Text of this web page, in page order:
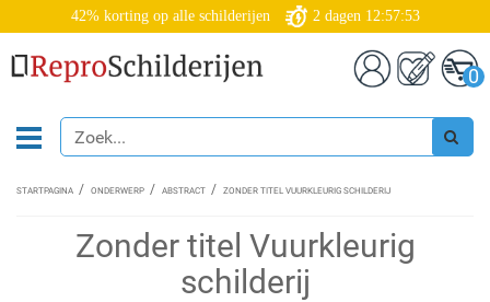
42% korting op alle schilderijen 2 dagen 12:57:52
0
STARTPAGINA ONDERWERP ABSTRACT ZONDER TITEL VUURKLEURIG SCHILDERIJ
Zonder titel Vuurkleurig
schilderij